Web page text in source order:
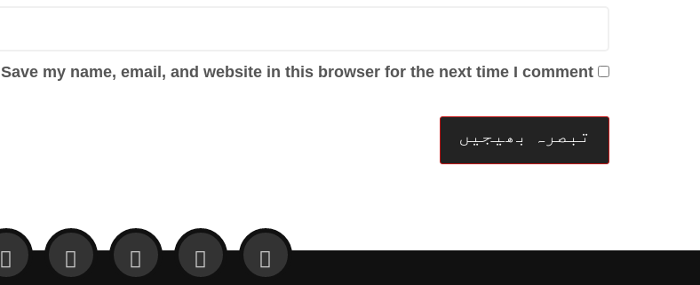
Save my name, email, and website in this browser for the next time I comment.